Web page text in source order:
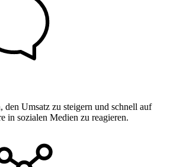
den Umsatz zu steigern und schnell auf
in sozialen Medien zu reagieren.